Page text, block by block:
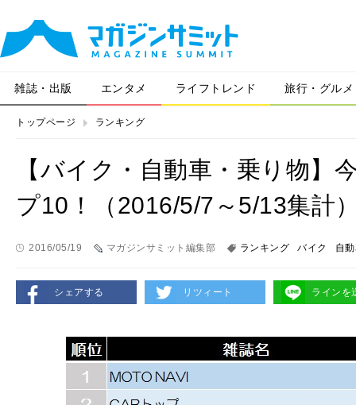
雑誌・出版 エンタメ ライフトレンド 旅行・グルメ
トップページ ランキング
【バイク・自動車・乗り物】
プ10！（2016/5/7～5/13集計
2016/05/19 マガジンサミット編集部 ランキング バイク 自
シェアする リツィート ラインを